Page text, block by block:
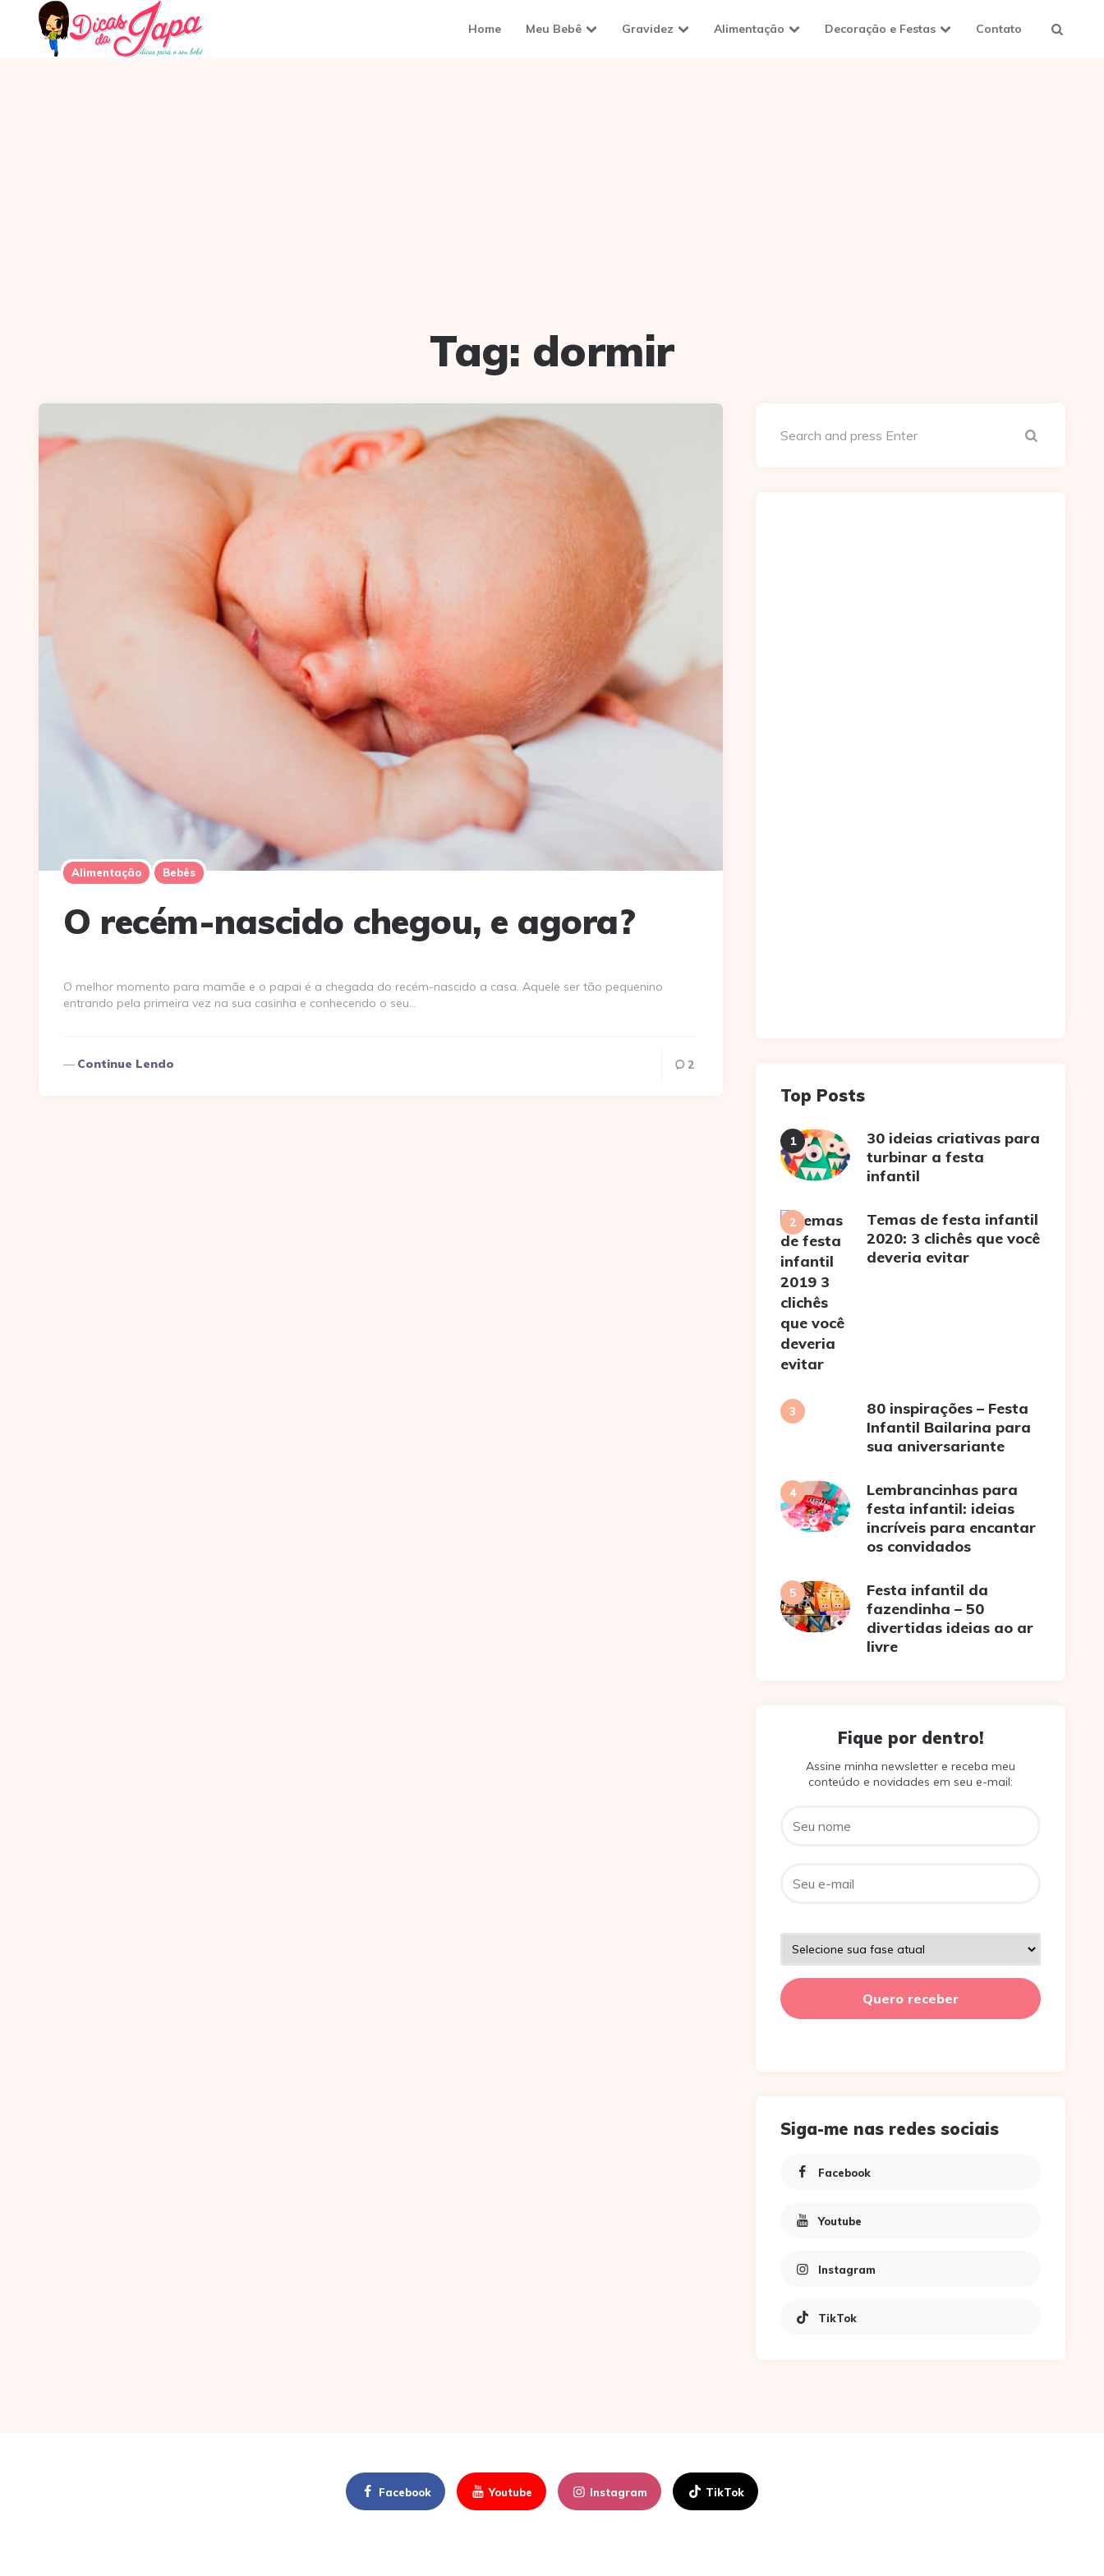
Home Meu Bebê Gravidez Alimentação Decoração e Festas Contato
Tag: dormir
Alimentação Bebês
O recém-nascido chegou, e agora?
O melhor momento para mamãe e o papai é a chegada do recém-nascido a casa. Aquele ser tão pequenino
entrando pela primeira vez na sua casinha e conhecendo o seu…
Continue Lendo 2
Top Posts
30 ideias criativas para
turbinar a festa
infantil
Temas de festa infantil
2020: 3 clichês que você
deveria evitar
80 inspirações – Festa
Infantil Bailarina para
sua aniversariante
Lembrancinhas para
festa infantil: ideias
incríveis para encantar
os convidados
Festa infantil da
fazendinha – 50
divertidas ideias ao ar
livre
Fique por dentro!
Assine minha newsletter e receba meu
conteúdo e novidades em seu e-mail:
Siga-me nas redes sociais
Facebook
Youtube
Instagram
TikTok
Facebook Youtube Instagram TikTok